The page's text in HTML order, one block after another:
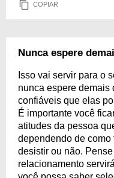
COPIAR
Nunca espere
Isso vai servir para o
nunca espere demais
confiáveis que elas
É importante você
atitudes da pessoa
dependendo de
desistir ou não.
relacionamento